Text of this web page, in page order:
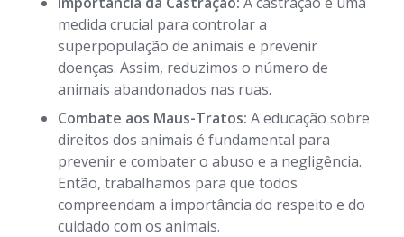
medida crucial para controlar a
superpopulação de animais e prevenir
doenças. Assim, reduzimos o número de
animais abandonados nas ruas.
Combate aos Maus-Tratos: A educação sobre
direitos dos animais é fundamental para
prevenir e combater o abuso e a negligência.
Então, trabalhamos para que todos
compreendam a importância do respeito e do
cuidado com os animais.